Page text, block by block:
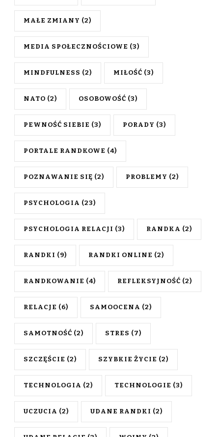
MAŁE ZMIANY (2)
MEDIA SPOŁECZNOŚCIOWE (3)
MINDFULNESS (2) MIŁOŚĆ (3)
NATO (2) OSOBOWOŚĆ (3)
PEWNOŚĆ SIEBIE (3) PORADY (3)
PORTALE RANDKOWE (4)
POZNAWANIE SIĘ (2) PROBLEMY (2)
PSYCHOLOGIA (23)
PSYCHOLOGIA RELACJI (3) RANDKA (2)
RANDKI (9) RANDKI ONLINE (2)
RANDKOWANIE (4) REFLEKSYJNOŚĆ (2)
RELACJE (6) SAMOOCENA (2)
SAMOTNOŚĆ (2) STRES (7)
SZCZĘŚCIE (2) SZYBKIE ŻYCIE (2)
TECHNOLOGIA (2) TECHNOLOGIE (3)
UCZUCIA (2) UDANE RANDKI (2)